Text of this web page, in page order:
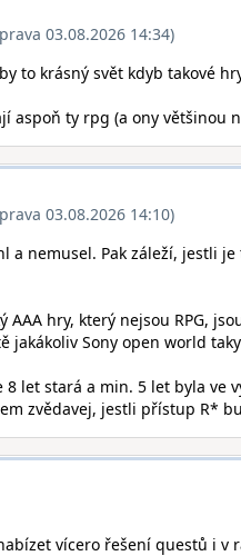
03.08.2026 14:34)
to krásný svět kdyb takové
aspoň ty rpg (a ony většinou
03.08.2026 14:10)
a nemusel. Pak záleží, jestli
AAA hry, který nejsou RPG,
jakákoliv Sony open world
let stará a min. 5 let byla ve
zvědavej, jestli přístup R*
vícero řešení questů i v